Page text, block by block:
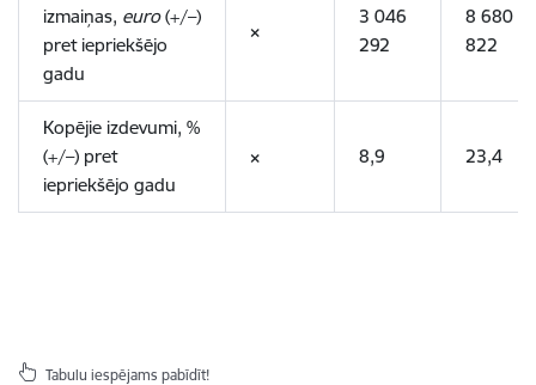
izmaiņas, euro(+/–)
pret iepriekšējo
gadu
×
3 046
292
8 680
822
Kopējie izdevumi, %
(+/–) pret
iepriekšējo gadu
× 8,9 23,4
Tabulu iespējams pabīdīt!